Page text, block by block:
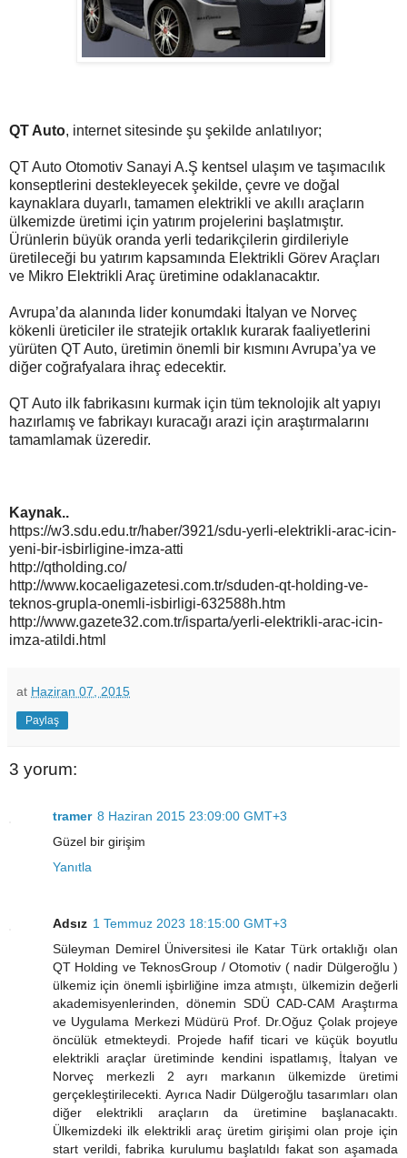
QT Auto, internet sitesinde şu şekilde anlatılıyor;
QT Auto Otomotiv Sanayi A.Ş kentsel ulaşım ve taşımacılık
konseptlerini destekleyecek şekilde, çevre ve doğal
kaynaklara duyarlı, tamamen elektrikli ve akıllı araçların
ülkemizde üretimi için yatırım projelerini başlatmıştır.
Ürünlerin büyük oranda yerli tedarikçilerin girdileriyle
üretileceği bu yatırım kapsamında Elektrikli Görev Araçları
ve Mikro Elektrikli Araç üretimine odaklanacaktır.
Avrupa’da alanında lider konumdaki İtalyan ve Norveç
kökenli üreticiler ile stratejik ortaklık kurarak faaliyetlerini
yürüten QT Auto, üretimin önemli bir kısmını Avrupa’ya ve
diğer coğrafyalara ihraç edecektir.
QT Auto ilk fabrikasını kurmak için tüm teknolojik alt yapıyı
hazırlamış ve fabrikayı kuracağı arazi için araştırmalarını
tamamlamak üzeredir.
Kaynak..
https://w3.sdu.edu.tr/haber/3921/sdu-yerli-elektrikli-arac-icin-
yeni-bir-isbirligine-imza-atti
http://qtholding.co/
http://www.kocaeligazetesi.com.tr/sduden-qt-holding-ve-
teknos-grupla-onemli-isbirligi-632588h.htm
http://www.gazete32.com.tr/isparta/yerli-elektrikli-arac-icin-
imza-atildi.html
at Haziran 07, 2015
Paylaş
3 yorum:
tramer 8 Haziran 2015 23:09:00 GMT+3
Güzel bir girişim
Yanıtla
Adsız 1 Temmuz 2023 18:15:00 GMT+3
Süleyman Demirel Üniversitesi ile Katar Türk ortaklığı olan
QT Holding ve TeknosGroup / Otomotiv ( nadir Dülgeroğlu )
ülkemiz için önemli işbirliğine imza atmıştı, ülkemizin değerli
akademisyenlerinden, dönemin SDÜ CAD-CAM Araştırma
ve Uygulama Merkezi Müdürü Prof. Dr.Oğuz Çolak projeye
öncülük etmekteydi. Projede hafif ticari ve küçük boyutlu
elektrikli araçlar üretiminde kendini ispatlamış, İtalyan ve
Norveç merkezli 2 ayrı markanın ülkemizde üretimi
gerçekleştirilecekti. Ayrıca Nadir Dülgeroğlu tasarımları olan
diğer elektrikli araçların da üretimine başlanacaktı.
Ülkemizdeki ilk elektrikli araç üretim girişimi olan proje için
start verildi, fabrika kurulumu başlatıldı fakat son aşamada